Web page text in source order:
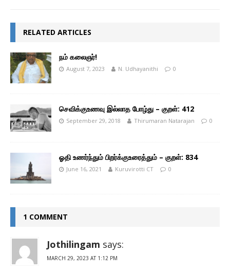
RELATED ARTICLES
நம் கலைஞர்!
August 7, 2023 N. Udhayanithi 0
செவிக்குஉணவு இல்லாத போழ்து – குறள்: 412
September 29, 2018 Thirumaran Natarajan 0
ஓதி உணர்ந்தும் பிறர்க்குஉரைத்தும் – குறள்: 834
June 16, 2021 Kuruvirotti CT 0
1 COMMENT
Jothilingam says:
MARCH 29, 2023 AT 1:12 PM